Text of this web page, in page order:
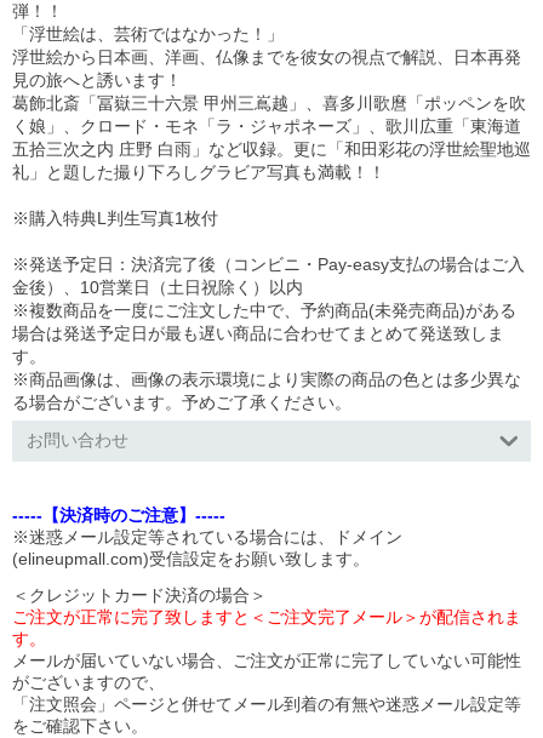
弾！！
「浮世絵は、芸術ではなかった！」
浮世絵から日本画、洋画、仏像までを彼女の視点で解説、日本再発
見の旅へと誘います！
葛飾北斎「冨嶽三十六景 甲州三嶌越」、喜多川歌麿「ポッペンを吹
く娘」、クロード・モネ「ラ・ジャポネーズ」、歌川広重「東海道
五拾三次之内 庄野 白雨」など収録。更に「和田彩花の浮世絵聖地巡
礼」と題した撮り下ろしグラビア写真も満載！！
※購入特典L判生写真1枚付
※発送予定日：決済完了後（コンビニ・Pay-easy支払の場合はご入
金後）、10営業日（土日祝除く）以内
※複数商品を一度にご注文した中で、予約商品(未発売商品)がある
場合は発送予定日が最も遅い商品に合わせてまとめて発送致しま
す。
※商品画像は、画像の表示環境により実際の商品の色とは多少異な
る場合がございます。予めご了承ください。
お問い合わせ
-----【決済時のご注意】-----
※迷惑メール設定等されている場合には、ドメイン
(elineupmall.com)受信設定をお願い致します。
＜クレジットカード決済の場合＞
ご注文が正常に完了致しますと＜ご注文完了メール＞が配信されま
す。
メールが届いていない場合、ご注文が正常に完了していない可能性
がございますので、
「注文照会」ページと併せてメール到着の有無や迷惑メール設定等
をご確認下さい。